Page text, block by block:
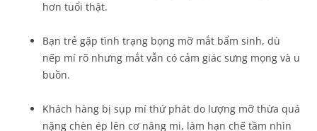
hơn tuổi thật.
Bạn trẻ gặp tình trạng bọng mỡ mắt bẩm sinh, dù
nếp mí rõ nhưng mắt vẫn có cảm giác sưng mọng và u
buồn.
Khách hàng bị sụp mí thứ phát do lượng mỡ thừa quá
nặng chèn ép lên cơ nâng mi, làm hạn chế tầm nhìn